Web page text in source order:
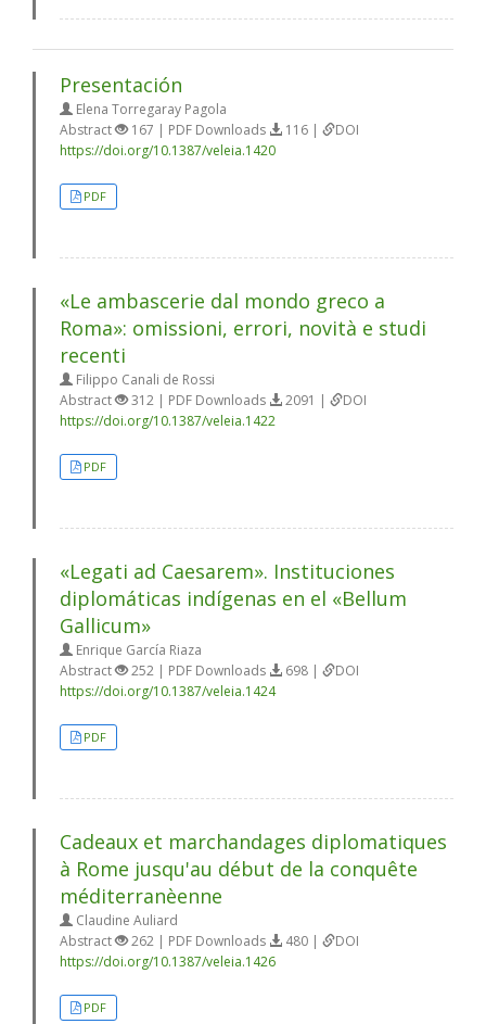
Presentación
Elena Torregaray Pagola
Abstract
167 | PDF Downloads 116 |
DOI
https://doi.org/10.1387/veleia.1420
PDF
«Le ambascerie dal mondo greco a
Roma»: omissioni, errori, novità e studi
recenti
Filippo Canali de Rossi
Abstract
312 | PDF Downloads 2091 |
DOI
https://doi.org/10.1387/veleia.1422
PDF
«Legati ad Caesarem». Instituciones
diplomáticas indígenas en el «Bellum
Gallicum»
Enrique García Riaza
Abstract
252 | PDF Downloads 698 |
DOI
https://doi.org/10.1387/veleia.1424
PDF
Cadeaux et marchandages diplomatiques
à Rome jusqu'au début de la conquête
méditerranèenne
Claudine Auliard
Abstract
262 | PDF Downloads 480 |
DOI
https://doi.org/10.1387/veleia.1426
PDF